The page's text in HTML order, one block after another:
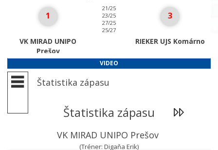
1
VK MIRAD UNIPO
Prešov
21/25
23/25
27/25
25/27
3
RIEKER UJS Komárno
VIDEO
Štatistika zápasu
Štatistika zápasu
VK MIRAD UNIPO Prešov
(Tréner: Digaňa Erik)